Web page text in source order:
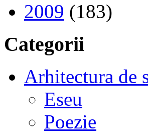
2009 (183)
Categorii
Arhitectura de
Eseu
Poezie